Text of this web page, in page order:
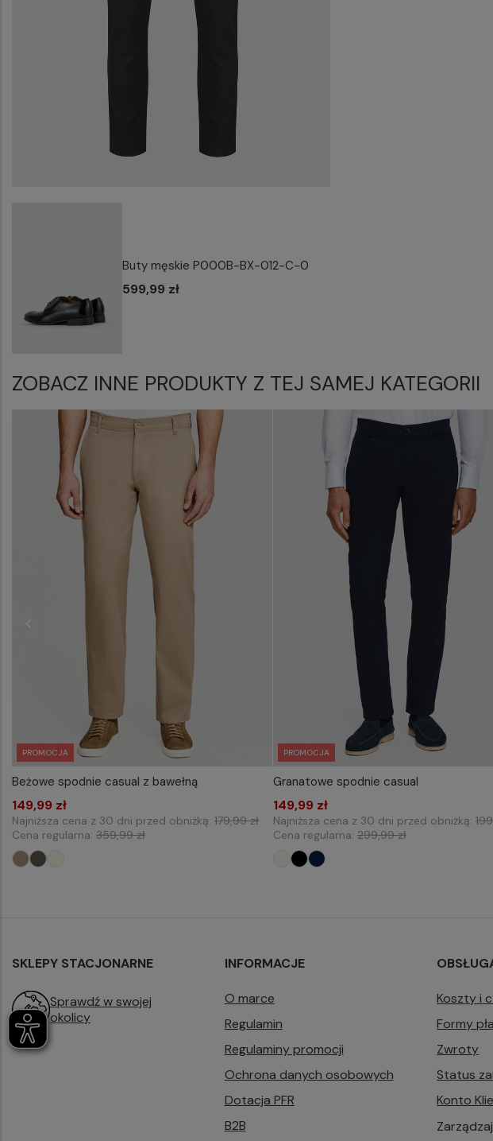
Buty męskie P000B-BX-012-C-0
599,99 zł
ZOBACZ INNE PRODUKTY Z TEJ SAMEJ KATEGORII
PROMOCJA
WYBIERZ ROZMIAR DO KOSZYKA
L32 W30
L32 W34
L32 W36
L32 W38
L32 W40
L34 W32
Beżowe spodnie casual z bawełną
149,99 zł
Najniższa cena z 30 dni przed obniżką: 179,99 zł
Cena regularna: 359,99 zł
PROMOCJA
WYBIERZ ROZMIAR DO KOSZYKA
L32 W30
L32 W34
L32 W36
L32 W38
L32 W42
L34 W32
L34 W36
Granatowe spodnie casual
149,99 zł
Najniższa cena z 30 dni przed obniżką:
Cena regularna: 299,99 zł
SKLEPY STACJONARNE
Sprawdź w swojej
okolicy
INFORMACJE
O marce
Regulamin
Regulaminy promocji
Ochrona danych osobowych
Dotacja PFR
B2B
Koszty i
Formy
Zwroty
Status
Konto